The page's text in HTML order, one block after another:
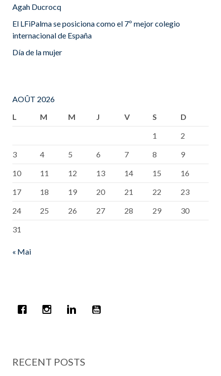
Agah Ducrocq
El LFiPalma se posiciona como el 7º mejor colegio
internacional de España
Día de la mujer
AOÛT 2026
L
M M J V S
D
1
2
3
4 5 6 7 8
9
10
11 12 13 14 15
16
17
18 19 20 21 22
23
24
25 26 27 28 29
30
31
« Mai
RECENT POSTS